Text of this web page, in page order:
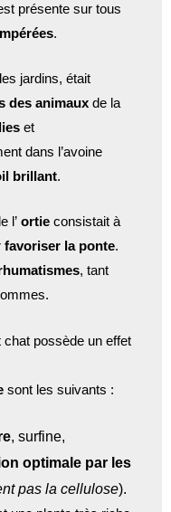
présente sur tous
.
jardins, était
des animaux de la
et
dans l’avoine
brillant.
l’ ortie consistait à
favoriser la ponte.
, tant
chat possède un effet
sont les suivants :
, surfine,
optimale par les
pas la cellulose).